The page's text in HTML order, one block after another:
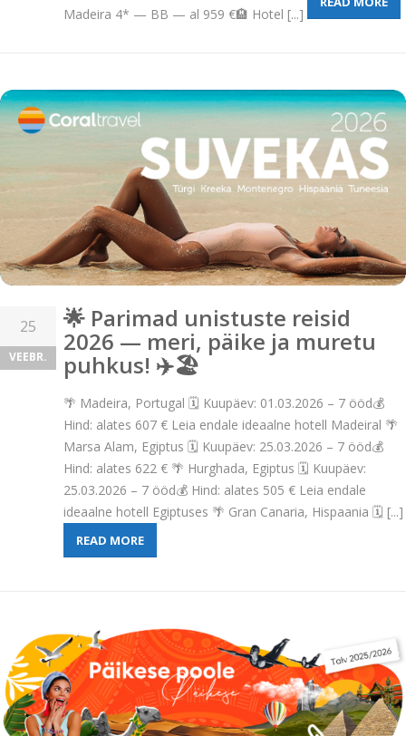
Madeira 4* — BB — al 959 €🏨 Hotel [...]
25
VEEBR.
🌟 Parimad unistuste reisid
2026 — meri, päike ja muretu
puhkus! ✈️🏖️
🌴 Madeira, Portugal 🗓 Kuupäev: 01.03.2026 – 7 ööd💰
Hind: alates 607 € Leia endale ideaalne hotell Madeiral 🌴
Marsa Alam, Egiptus 🗓 Kuupäev: 25.03.2026 – 7 ööd💰
Hind: alates 622 € 🌴 Hurghada, Egiptus 🗓 Kuupäev:
25.03.2026 – 7 ööd💰 Hind: alates 505 € Leia endale
ideaalne hotell Egiptuses 🌴 Gran Canaria, Hispaania 🗓 [...]
READ MORE